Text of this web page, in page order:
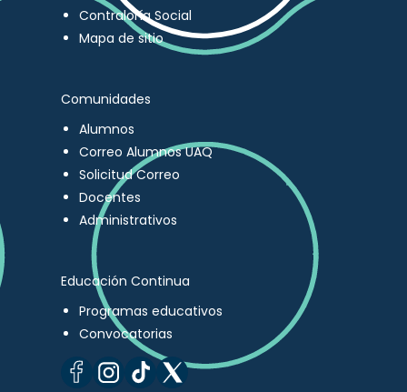
Contraloría Social
Mapa de sitio
Comunidades
Alumnos
Correo Alumnos UAQ
Solicitud Correo
Docentes
Administrativos
Educación Continua
Programas educativos
Convocatorias